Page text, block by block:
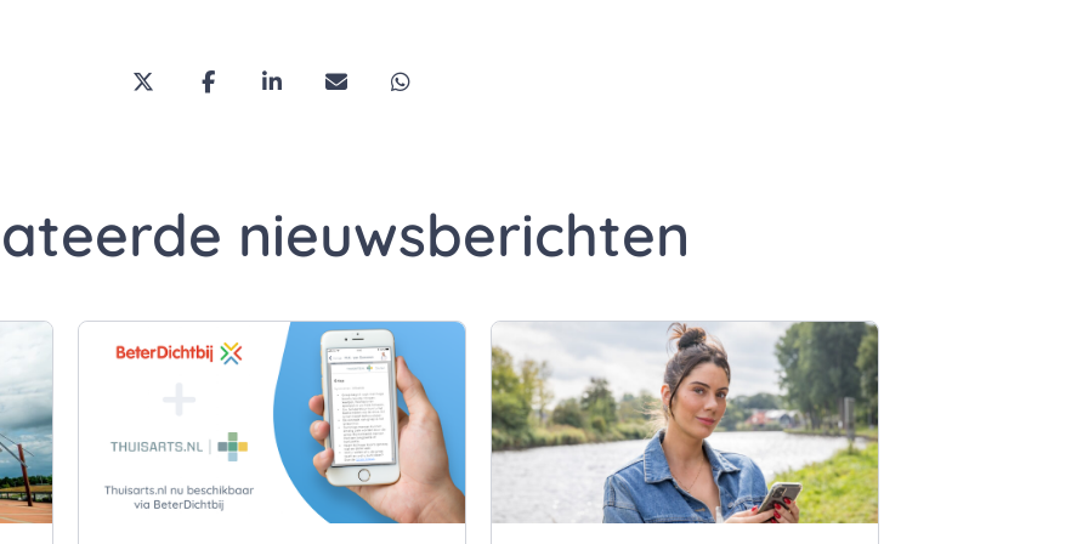
Deel deze pagina via Twitter/X
Deel deze pagina op Facebook
Deel deze pagina op LinkedIn
Deel deze pagina via e-mail
Deel deze pagina via WhatsApp
nieuwsberichten